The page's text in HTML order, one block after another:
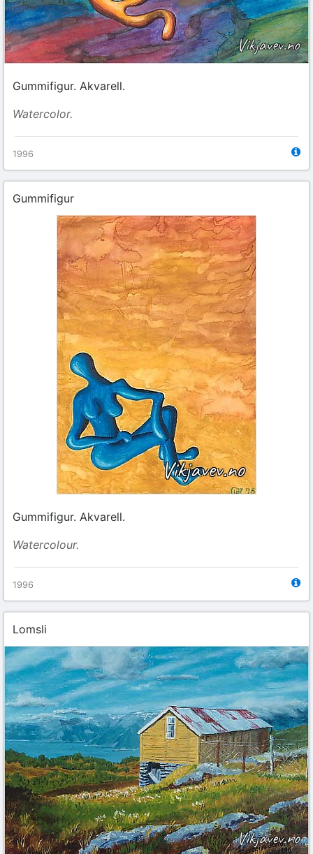
Gummifigur. Akvarell.
Watercolor.
1996
Gummifigur
Gummifigur. Akvarell.
Watercolour.
1996
Lomsli